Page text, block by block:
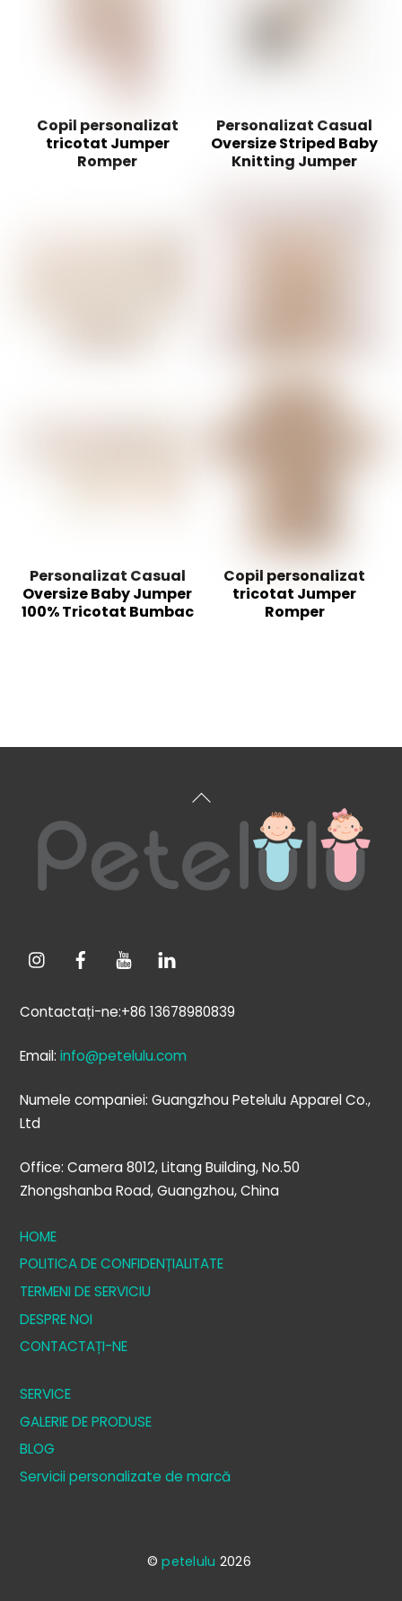
Copil personalizat
tricotat Jumper
Romper
Personalizat Casual
Oversize Striped Baby
Knitting Jumper
Personalizat Casual
Oversize Baby Jumper
100% Tricotat Bumbac
Copil personalizat
tricotat Jumper
Romper
Înapoi
Contactați-ne:+86 13678980839
Email:info@petelulu.com
Numele companiei: Guangzhou Petelulu Apparel Co.,
Ltd
Office: Camera 8012, Litang Building, No.50
Zhongshanba Road, Guangzhou, China
HOME
POLITICA DE CONFIDENȚIALITATE
TERMENI DE SERVICIU
DESPRE NOI
CONTACTAȚI-NE
SERVICE
GALERIE DE PRODUSE
BLOG
Servicii personalizate de marcă
©petelulu 2026